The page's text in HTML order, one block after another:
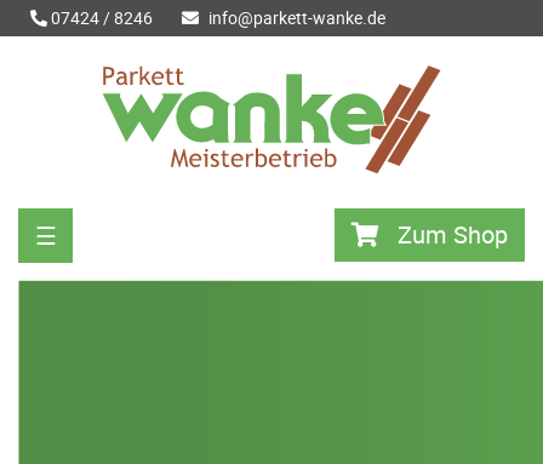
07424 / 8246 info@parkett-wanke.de
Zum Shop
☰